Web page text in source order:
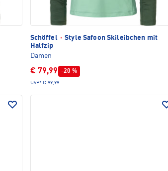
Schöffel · Style Safoon Skileibchen mit
Halfzip
Damen
€ 79,99 -20 %
UVP* € 99,99